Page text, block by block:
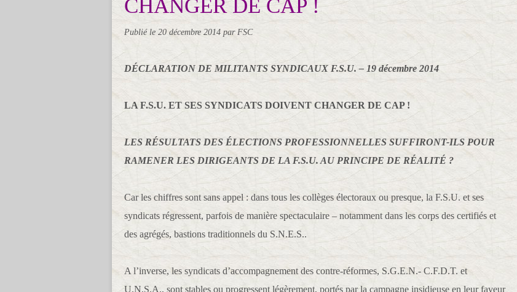
CHANGER DE CAP !
Publié le 20 décembre 2014 par FSC
DÉCLARATION DE MILITANTS SYNDICAUX F.S.U. – 19 décembre 2014
LA F.S.U. ET SES SYNDICATS DOIVENT CHANGER DE CAP !
LES RÉSULTATS DES ÉLECTIONS PROFESSIONNELLES SUFFIRONT-ILS POUR
RAMENER LES DIRIGEANTS DE LA F.S.U. AU PRINCIPE DE RÉALITÉ ?
Car les chiffres sont sans appel : dans tous les collèges électoraux ou presque, la F.S.U. et ses
syndicats régressent, parfois de manière spectaculaire – notamment dans les corps des certifiés et
des agrégés, bastions traditionnels du S.N.E.S..
A l’inverse, les syndicats d’accompagnement des contre-réformes, S.G.E.N.- C.F.D.T. et
U.N.S.A., sont stables ou progressent légèrement, portés par la campagne insidieuse en leur faveur